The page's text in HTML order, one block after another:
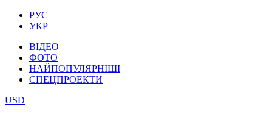
РУС
УКР
ВІДЕО
ФОТО
НАЙПОПУЛЯРНІШІ
СПЕЦПРОЕКТИ
USD